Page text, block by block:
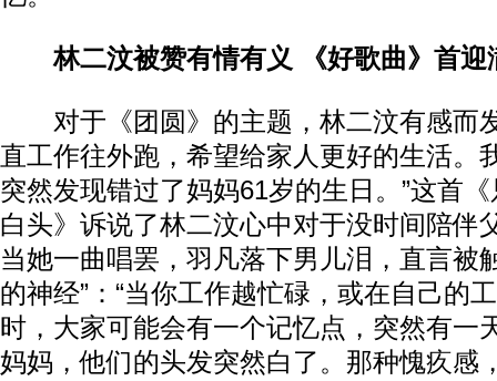
林二汶被赞有情有义 《好歌曲》首迎
对于《团圆》的主题，林二汶有感而
直工作往外跑，希望给家人更好的生活。
突然发现错过了妈妈61岁的生日。”这首
白头》诉说了林二汶心中对于没时间陪伴
当她一曲唱罢，羽凡落下男儿泪，直言被
的神经”：“当你工作越忙碌，或在自己的
时，大家可能会有一个记忆点，突然有一
妈妈，他们的头发突然白了。那种愧疚感